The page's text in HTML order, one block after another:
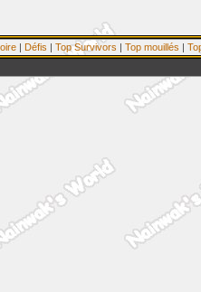
| Défis | Top Survivors | Top mouillés |